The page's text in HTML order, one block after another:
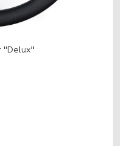
"Delux"